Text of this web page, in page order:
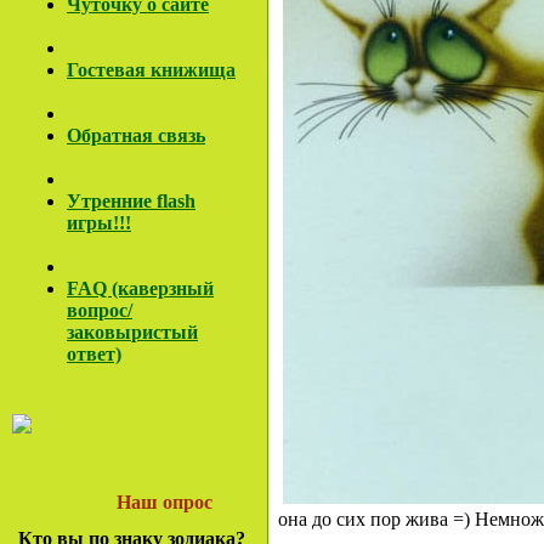
Чуточку о сайте
Гостевая книжища
Обратная связь
Утренние flash
игры!!!
FAQ (каверзный
вопрос/
заковыристый
ответ)
Наш опрос
Кто вы по знаку зодиака?
она до сих пор жива =)